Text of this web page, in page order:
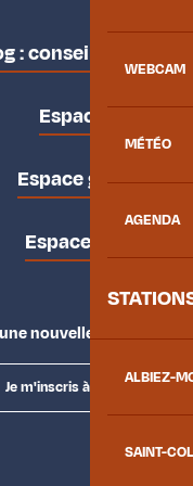
WEBCAM
MÉTÉO
AGENDA
ALBIEZ-
SAINT-
: conseils des locaux
Espace pro
Espace groupes
Espace presse
nouvelle façon
Je m'inscris à la newsletter